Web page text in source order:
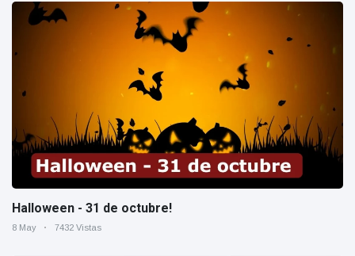
Halloween - 31 de octubre!
8 May 7432 Vistas